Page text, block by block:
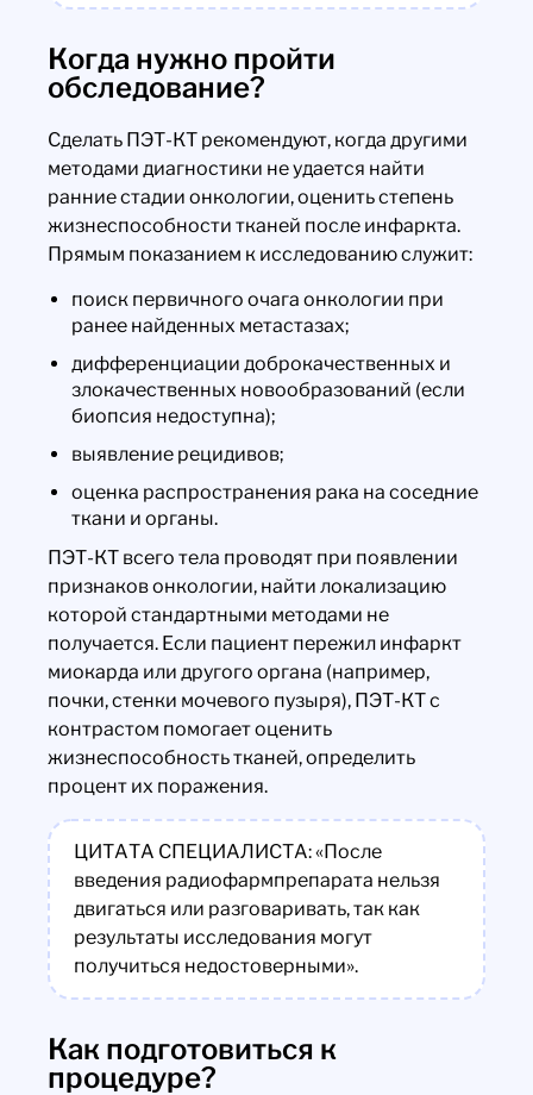
Когда нужно пройти
обследование?
Сделать ПЭТ-КТ рекомендуют, когда другими
методами диагностики не удается найти
ранние стадии онкологии, оценить степень
жизнеспособности тканей после инфаркта.
Прямым показанием к исследованию служит:
поиск первичного очага онкологии при
ранее найденных метастазах;
дифференциации доброкачественных и
злокачественных новообразований (если
биопсия недоступна);
выявление рецидивов;
оценка распространения рака на соседние
ткани и органы.
ПЭТ-КТ всего тела проводят при появлении
признаков онкологии, найти локализацию
которой стандартными методами не
получается. Если пациент пережил инфаркт
миокарда или другого органа (например,
почки, стенки мочевого пузыря), ПЭТ-КТ с
контрастом помогает оценить
жизнеспособность тканей, определить
процент их поражения.
ЦИТАТА СПЕЦИАЛИСТА: «После
введения радиофармпрепарата нельзя
двигаться или разговаривать, так как
результаты исследования могут
получиться недостоверными».
Как подготовиться к
процедуре?